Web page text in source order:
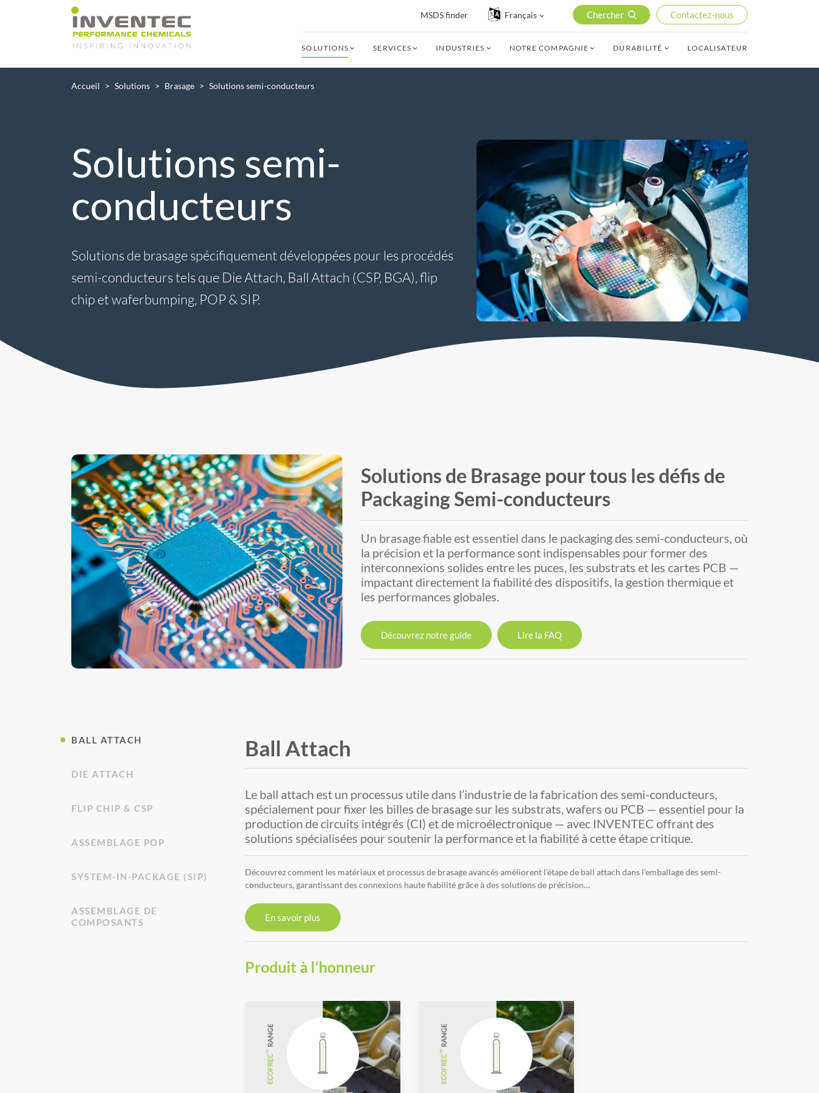
Main Navigation
MSDS finder Français Chercher Contactez-nous
SOLUTIONS SERVICES INDUSTRIES NOTRE COMPAGNIE DURABILITÉ LOCALISATEUR
Accueil Solutions Brasage Solutions semi-conducteurs
Solutions semi-
conducteurs
Solutions de brasage spécifiquement développées pour les procédés
semi-conducteurs tels que Die Attach, Ball Attach (CSP, BGA), flip
chip et waferbumping, POP & SIP.
Solutions de Brasage pour tous les défis de
Packaging Semi-conducteurs
Un brasage fiable est essentiel dans le packaging des semi-conducteurs, où
la précision et la performance sont indispensables pour former des
interconnexions solides entre les puces, les substrats et les cartes PCB —
impactant directement la fiabilité des dispositifs, la gestion thermique et
les performances globales.
Découvrez notre guide Lire la FAQ
BALL ATTACH
DIE ATTACH
FLIP CHIP & CSP
ASSEMBLAGE POP
SYSTEM-IN-PACKAGE (SIP)
ASSEMBLAGE DE
COMPOSANTS
Ball Attach
Le ball attach est un processus utile dans l’industrie de la fabrication des semi-conducteurs,
spécialement pour fixer les billes de brasage sur les substrats, wafers ou PCB — essentiel pour la
production de circuits intégrés (CI) et de microélectronique — avec INVENTEC offrant des
solutions spécialisées pour soutenir la performance et la fiabilité à cette étape critique.
Découvrez comment les matériaux et processus de brasage avancés améliorent l’étape de ball attach dans l’emballage des semi-
conducteurs, garantissant des connexions haute fiabilité grâce à des solutions de précision…
En savoir plus
Produit à l’honneur